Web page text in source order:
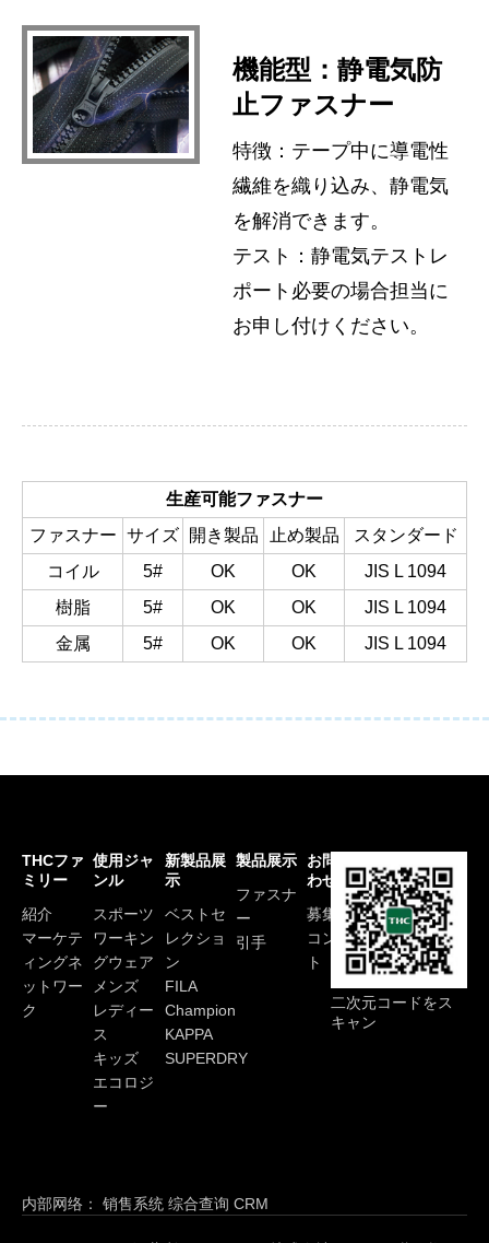
機能型：静電気防
止ファスナー
特徴：テープ中に導電性
繊維を織り込み、静電気
を解消できます。
テスト：静電気テストレ
ポート必要の場合担当に
お申し付けください。
生産可能ファスナー
ファスナー サイズ 開き製品 止め製品
スタンダード
コイル
5# OK OK
JIS L 1094
樹脂
5# OK OK
JIS L 1094
金属
5# OK OK JIS L 1094
THCファ
ミリー
紹介
マーケテ
ィングネ
ットワー
ク
使用ジャ
ンル
スポーツ
ワーキン
グウェア
メンズ
レディー
ス
キッズ
エコロジ
ー
新製品展
示
ベストセ
レクショ
ン
FILA
Champion
KAPPA
SUPERDRY
製品展示
ファスナ
ー
引手
お問い合
わせ
募集
コンダク
ト
二次元コードをス
キャン
内部网络： 销售系统 综合查询 CRM